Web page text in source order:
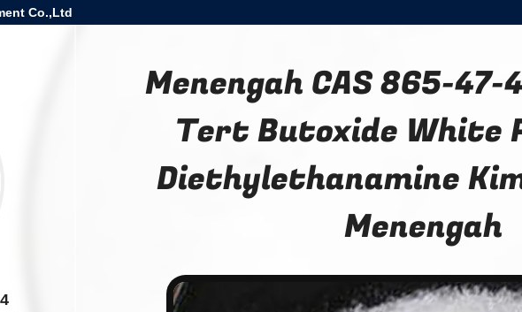
Co.,Ltd
Menengah CAS 865-
Tert Butoxide White
Diethylethanamine
Menengah